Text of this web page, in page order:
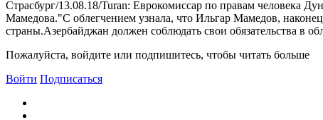
Страсбург/13.08.18/Turan: Еврокомиссар по правам человека
Мамедова."С облегчением узнала, что Ильгар Мамедов,
страны.Азербайджан должен соблюдать свои обязательства в
Пожалуйста, войдите или подпишитесь, чтобы читать больше
Войти Подписаться